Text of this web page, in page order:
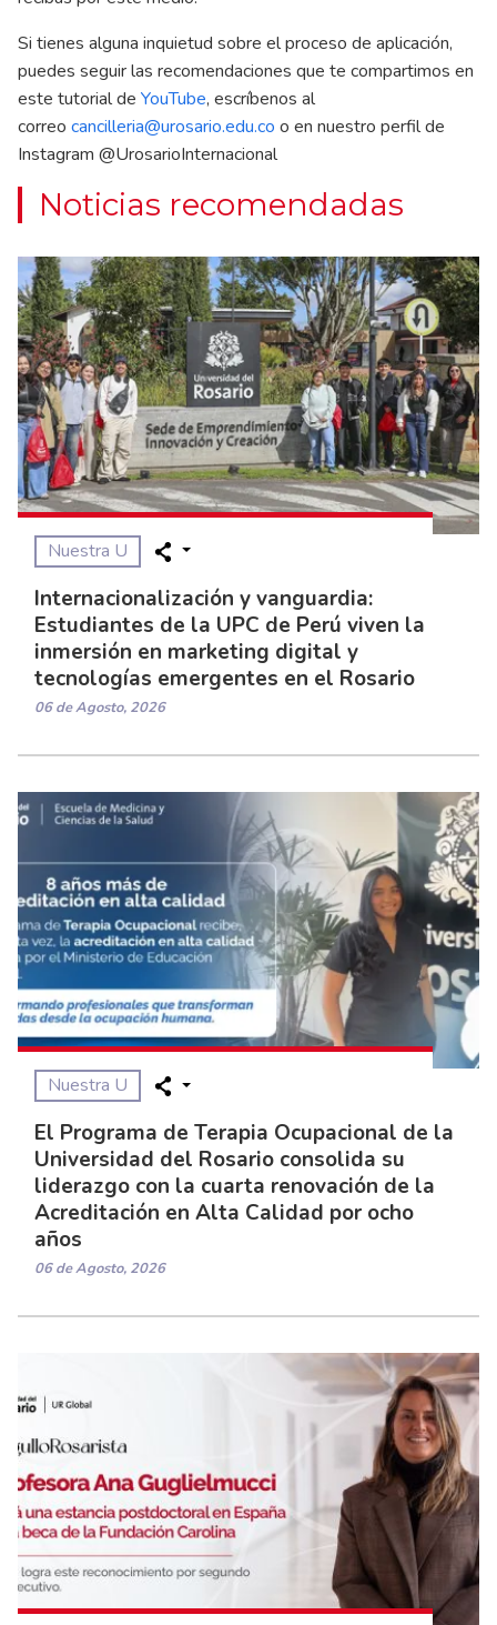
Si tienes alguna inquietud sobre el proceso de aplicación,
puedes seguir las recomendaciones que te compartimos en
este tutorial de YouTube, escríbenos al
correo cancilleria@urosario.edu.co o en nuestro perfil de
Instagram @UrosarioInternacional
Noticias recomendadas
Nuestra U
Internacionalización y vanguardia:
Estudiantes de la UPC de Perú viven la
inmersión en marketing digital y
tecnologías emergentes en el Rosario
06 de Agosto, 2026
Nuestra U
El Programa de Terapia Ocupacional de la
Universidad del Rosario consolida su
liderazgo con la cuarta renovación de la
Acreditación en Alta Calidad por ocho
años
06 de Agosto, 2026